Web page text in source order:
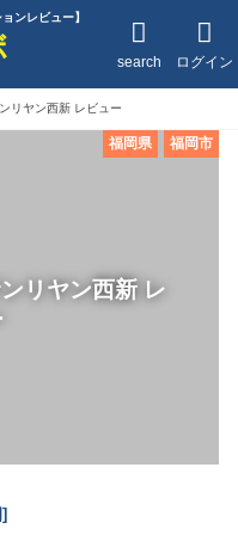
ンレビュー】
ログイン
search
リヤン西新 レビュー
リヤン西新 レ
福岡市
福岡県
]